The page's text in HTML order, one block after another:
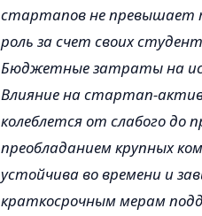
стартапов не
роль за счет своих
Бюджетные затраты на
Влияние на стартап-
колеблется от слабого до
преобладанием крупных
устойчива во времени и
краткосрочным мерам